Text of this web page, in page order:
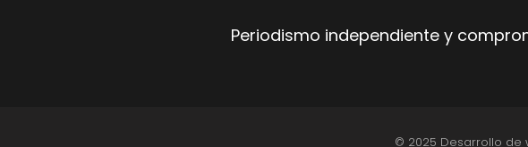
Periodismo independiente y
© 2025 Desarrollo de